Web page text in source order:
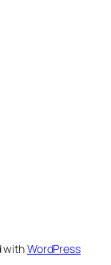
withWordPress